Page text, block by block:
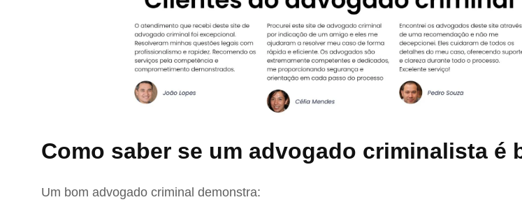
Como saber se um advogado criminalista é
Um bom advogado criminal demonstra: